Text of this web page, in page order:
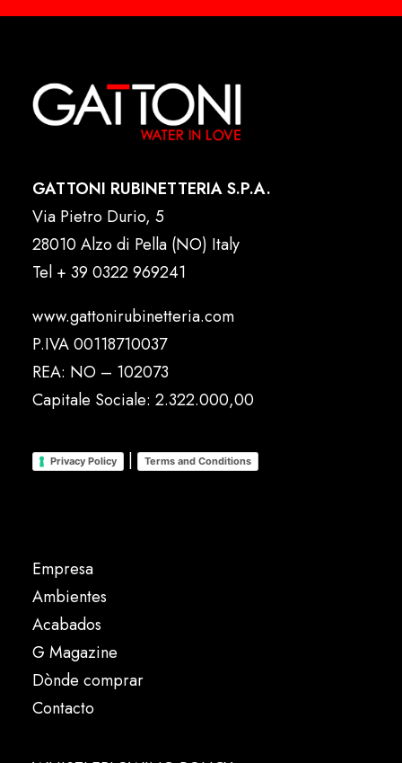
GATTONI RUBINETTERIA S.P.A.
Via Pietro Durio, 5
28010 Alzo di Pella (NO) Italy
Tel + 39 0322 969241
www.gattonirubinetteria.com
P.IVA 00118710037
REA: NO – 102073
Capitale Sociale: 2.322.000,00
Privacy Policy | Terms and Conditions
Empresa
Ambientes
Acabados
G Magazine
Dònde comprar
Contacto